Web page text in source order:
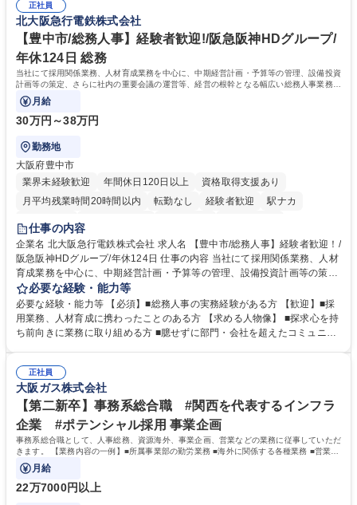
道路施設や道路工事現場の見学ツアー事業 ※入社後は上記いずれかの部門
へ配属。※業務内容変更の範囲：会社の定める業務 募集職種 【都庁グル
ープ】総合職（事務）◇残業月平均9時間未満／有給年平均16日取得
部門など多岐に渡る業務を経験できます。 ■様々なプロジェクト：駐車場
事業の他、新宿駅西口広場内に設置された照明を兼ねた広告「ブライトサ
イン」の管理運営を行うなど、事業収益を生み出す活動を積極的に行って
います。 学歴・資格 学歴：大学院 大学 高専 短大 専修学校 高校 語学力：
資格：
正社員
北大阪急行電鉄株式会社
【豊中市/総務人事】経験者歓迎!/阪急阪神HDグループ/
年休124日 総務
当社にて採用関係業務、人材育成業務を中心に、中期経営計画・予算等の管理、設備投資
計画等の策定、さらに社内の重要会議の運営等、経営の根幹となる幅広い総務人事業務全
般を担当していただきます。
月給
30万円～38万円
勤務地
大阪府豊中市
業界未経験歓迎
年間休日120日以上
資格取得支援あり
月平均残業時間20時間以内
転勤なし 経験者歓迎
駅ナカ
退職金あり
土日祝休み
服装自由 昼食補助あり 食事補助あり
仕事の内容
企業名 北大阪急行電鉄株式会社 求人名 【豊中市/総務人事】経験者歓迎！/
阪急阪神HDグループ/年休124日 仕事の内容 当社にて採用関係業務、人材
育成業務を中心に、中期経営計画・予算等の管理、設備投資計画等の策
定、さらに社内の重要会議の運営等、経営の根幹となる幅広い総務人事業
務全般を担当していただきます。 【主な業務内容】 ■採用関係業務および
人材育成(社員研修)業務の推進 ■中期経営計画および予算等の管理 ■設備
投資計画等の策定 ■社内の重要会議の運営 ■その他総務人事業務全般 【入
務人事】経験者歓迎！/阪急阪神HDグループ/年休124日
必要な経験・能力等
必要な経験・能力等 【必須】■総務人事の実務経験がある方 【歓迎】■採
用業務、人材育成に携わったことのある方 【求める人物像】 ■探求心を持
ち前向きに業務に取り組める方 ■臆せずに部門・会社を超えたコミュニケ
囲のメンバーと協調しつつ主体性を持って能動的に業務を推進できる方 学
歴・資格 学歴：大学院 大学 高専 短大 専修学校 高校 語学力： 資格：
正社員
大阪ガス株式会社
【第二新卒】事務系総合職 #関西を代表するインフラ
企業 #ポテンシャル採用 事業企画
事務系総合職として、人事総務、資源海外、事業企画、営業などの業務に従事していただ
きます。 【業務内容の一例】■所属事業部の勤労業務 ■海外に関係する各種業務 ■営業部
門の企画スタッフ、ルート営業
月給
22万7000円以上